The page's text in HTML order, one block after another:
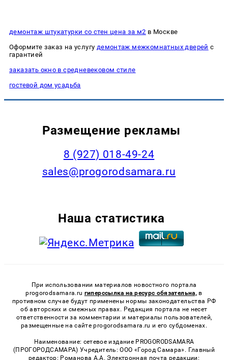
демонтаж штукатурки со стен цена за м2 в Москве
Оформите заказ на услугу демонтаж межкомнатных дверей с
гарантией
заказать окно в средневековом стиле
гостевой дом усадьба
Размещение рекламы
8 (927) 018-49-24
sales@progorodsamara.ru
Наша статистика
При использовании материалов новостного портала
progorodsamara.ru гиперссылка на ресурс обязательна, в
противном случае будут применены нормы законодательства РФ
об авторских и смежных правах. Редакция портала не несет
ответственности за комментарии и материалы пользователей,
размещенные на сайте progorodsamara.ru и его субдоменах.
Наименование: сетевое издание PROGORODSAMARA
(ПРОГОРОДСАМАРА) Учредитель: ООО «Город Самара». Главный
редактор: Романова А.А. Электронная почта редакции: